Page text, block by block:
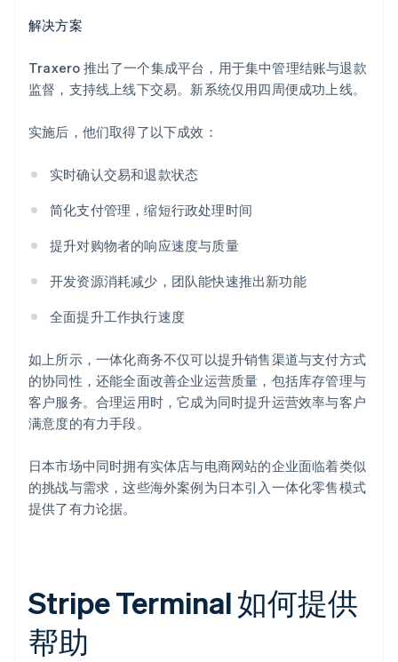
解决方案
Traxero 推出了一个集成平台，用于集中管理结账与退款
监督，支持线上线下交易。新系统仅用四周便成功上线。
实施后，他们取得了以下成效：
实时确认交易和退款状态
简化支付管理，缩短行政处理时间
提升对购物者的响应速度与质量
开发资源消耗减少，团队能快速推出新功能
全面提升工作执行速度
如上所示，一体化商务不仅可以提升销售渠道与支付方式
的协同性，还能全面改善企业运营质量，包括库存管理与
客户服务。合理运用时，它成为同时提升运营效率与客户
满意度的有力手段。
日本市场中同时拥有实体店与电商网站的企业面临着类似
的挑战与需求，这些海外案例为日本引入一体化零售模式
提供了有力论据。
Stripe Terminal 如何提供
帮助